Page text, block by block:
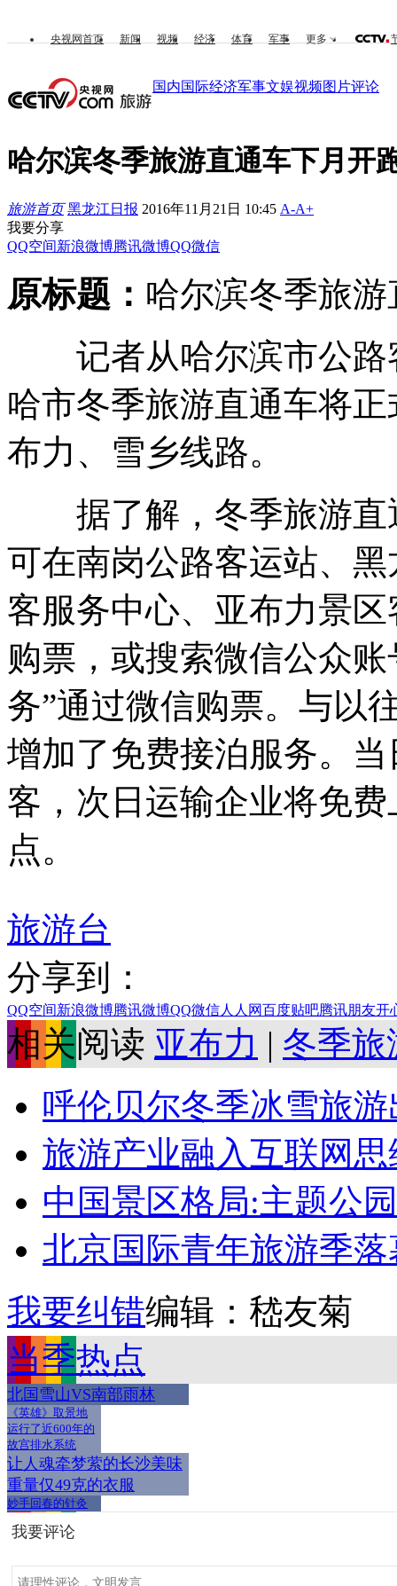
央视网首页 新闻 视频 经济 体育 军事 更多
国内国际经济军事文娱视频图片评论
哈尔滨冬季旅游直通车下月开
旅游首页 黑龙江日报 2016年11月21日 10:45 A-A+
我要分享
QQ空间新浪微博腾讯微博QQ微信
原标题： 哈尔滨冬季旅
记者从哈尔滨市公路
哈市冬季旅游直通车将
布力、雪乡线路。
据了解，冬季旅游直
可在南岗公路客运站、
客服务中心、亚布力景
购票，或搜索微信公众
务”通过微信购票。与以
增加了免费接泊服务。
客，次日运输企业将免
点。
旅游台
分享到：
QQ空间新浪微博腾讯微博QQ微信人人网百度贴吧腾讯朋友开
相关阅读 亚布力 | 冬季旅
呼伦贝尔冬季冰雪旅
旅游产业融入互联网思
中国景区格局:主题公
北京国际青年旅游季
我要纠错编辑：嵇友菊
当季热点
北国雪山VS南部雨林
《英雄》取景地
运行了近600年的
故宫排水系统
让人魂牵梦萦的长沙美味
重量仅49克的衣服
妙手回春的针灸